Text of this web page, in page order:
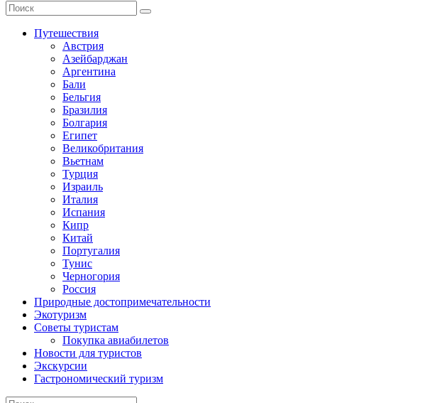
Путешествия
Австрия
Азейбарджан
Аргентина
Бали
Бельгия
Бразилия
Болгария
Египет
Великобритания
Вьетнам
Турция
Израиль
Италия
Испания
Кипр
Китай
Португалия
Тунис
Черногория
Россия
Природные достопримечательности
Экотуризм
Советы туристам
Покупка авиабилетов
Новости для туристов
Экскурсии
Гастрономический туризм